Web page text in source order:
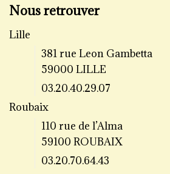
Nous retrouver
Lille
381 rue Leon Gambetta
59000 LILLE
03.20.40.29.07
Roubaix
110 rue de l’Alma
59100 ROUBAIX
03.20.70.64.43